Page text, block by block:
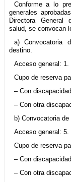
Conforme a lo
generales
Directora General
salud, se convocan
a) Convocatoria
destino.
Acceso general: 1.
Cupo de reserva
– Con
– Con otra
b) Convocatoria
Acceso general: 5.
Cupo de reserva
– Con
– Con otra